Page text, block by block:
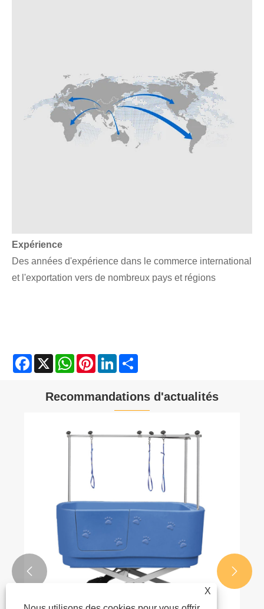
Expérience
Des années d'expérience dans le commerce international
et l'exportation vers de nombreux pays et régions
Facebook
X WhatsApp
PinterestLinkedIn
Recommandations d'actualités
 
X